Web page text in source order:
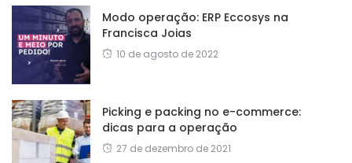
Modo operação: ERP Eccosys na
Francisca Joias
10 de agosto de 2022
Picking e packing no e-commerce:
dicas para a operação
27 de dezembro de 2021